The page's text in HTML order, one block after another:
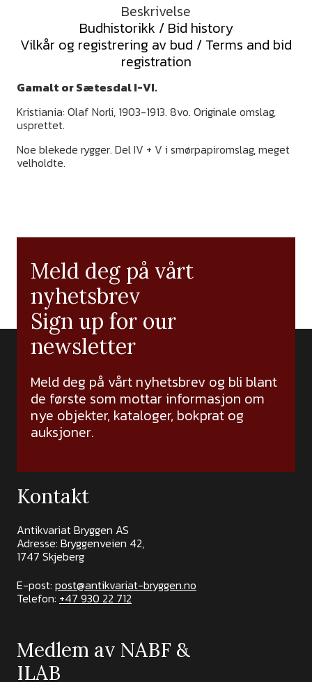
Beskrivelse
Budhistorikk / Bid history
Vilkår og registrering av bud / Terms and bid
registration
Gamalt or Sætesdal I-VI.
Kristiania: Olaf Norli, 1903-1913. 8vo. Originale omslag,
usprettet.
Noe blekede rygger. Del IV + V i smørpapiromslag, meget
velholdte.
Meld deg på vårt
nyhetsbrev
Sign up for our
newsletter
Meld deg på vårt nyhetsbrev og bli blant
de første som mottar informasjon om
nye objekter, kataloger, bokprat og
auksjoner.
Kontakt
Antikvariat Bryggen AS
Adresse: Bryggenveien 42,
1747 Skjeberg
E-post: post@antikvariat-bryggen.no
Telefon: +47 930 22 712
Medlem av NABF &
ILAB